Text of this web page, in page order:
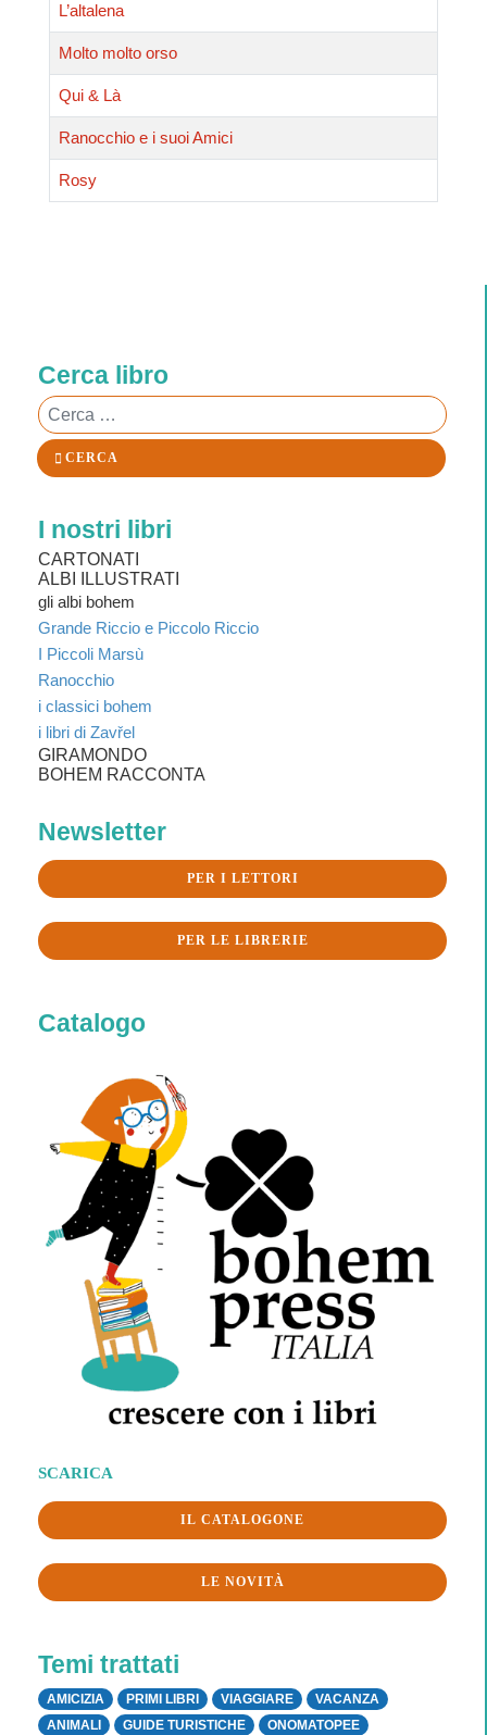
Cerca libro
Cerca
CERCA
I nostri libri
CARTONATI
ALBI ILLUSTRATI
gli albi bohem
Grande Riccio e Piccolo Riccio
I Piccoli Marsù
Ranocchio
i classici bohem
i libri di Zavřel
GIRAMONDO
BOHEM RACCONTA
Newsletter
PER I LETTORI
PER LE LIBRERIE
Catalogo
SCARICA
IL CATALOGONE
LE NOVITÀ
Temi trattati
AMICIZIA PRIMI LIBRI VIAGGIARE
VACANZA
ANIMALI
GUIDE TURISTICHE
ONOMATOPEE
L’altalena
Molto molto orso
Qui & Là
Ranocchio e i suoi Amici
Rosy